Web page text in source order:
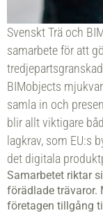
Svenskt Trä och
samarbete för att
BIMobjects
samla in och
blir allt viktigare
lagkrav, som EU:s
det digitala
Samarbetet riktar
förädlade trävaror.
företagen tillgång